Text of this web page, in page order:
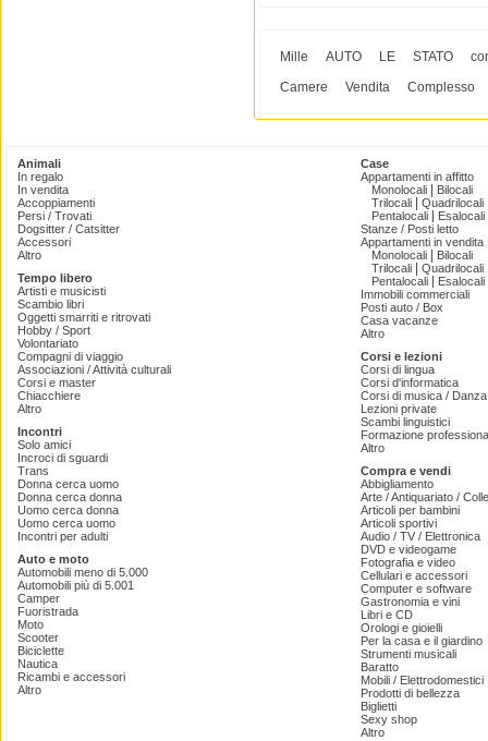
Mille AUTO LE STATO
Camere
Vendita Complesso
Animali
In regalo
In vendita
Accoppiamenti
Persi / Trovati
Dogsitter / Catsitter
Accessori
Altro
Tempo libero
Artisti e musicisti
Scambio libri
Oggetti smarriti e ritrovati
Hobby / Sport
Volontariato
Compagni di viaggio
Associazioni / Attività culturali
Corsi e master
Chiacchiere
Altro
Incontri
Solo amici
Incroci di sguardi
Trans
Donna cerca uomo
Donna cerca donna
Uomo cerca donna
Uomo cerca uomo
Incontri per adulti
Auto e moto
Automobili meno di 5.000
Automobili più di 5.001
Camper
Fuoristrada
Moto
Scooter
Biciclette
Nautica
Ricambi e accessori
Altro
Case
Appartamenti in affitto
Monolocali
Bilocali
Trilocali
Quadrilocali
Pentalocali
Esalocali
Stanze / Posti letto
Appartamenti in vendita
Monolocali
Bilocali
Trilocali
Quadrilocali
Pentalocali
Esalocali
Immobili commerciali
Posti auto / Box
Casa vacanze
Altro
Corsi e lezioni
Corsi di lingua
Corsi d'informatica
Corsi di musica /
Lezioni private
Scambi linguistici
Formazione
Altro
Compra e vendi
Abbigliamento
Arte / Antiquariato /
Articoli per bambini
Articoli sportivi
Audio / TV / Elettronica
DVD e videogame
Fotografia e video
Cellulari e accessori
Computer e software
Gastronomia e vini
Libri e CD
Orologi e gioielli
Per la casa e il giardino
Strumenti musicali
Baratto
Mobili / Elettrodomestici
Prodotti di bellezza
Biglietti
Sexy shop
Altro